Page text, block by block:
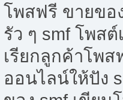
โพสฟรี ขายขอ
รัว ๆ smf โพส
เรียกลูกค้าโพส
ออนไลน์ให้ปัง